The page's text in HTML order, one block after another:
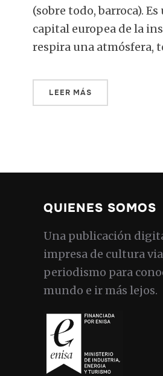
(sobre todo, barroca).
capital europea de la
respira una atmósfera,
LEER MÁS
QUIENES SOMOS
Una publicación
impresa de cultura
periodismo para
mundo e ir más lejos.